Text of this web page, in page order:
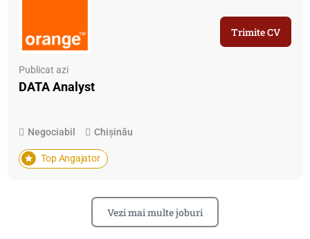
Publicat azi
DATA Analyst
Negociabil Chișinău
Top Angajator
Trimite CV
Vezi mai multe joburi